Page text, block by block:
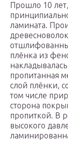
Прошло 10
ламината.
плёнка из
пропитанная
слой плёнки,
том числе
сторона
пропиткой. В
высокого